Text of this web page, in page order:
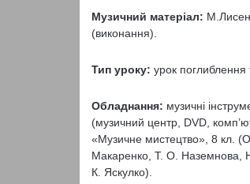
Музичний матеріал:
(вико­нання).
Тип уроку: урок поглиблення
Обладнання: музичні
(музичний центр, DVD,
«Музичне мистецтво», 8 кл.
Макаренко, Т. О. Наземнова,
К. Яскулко).